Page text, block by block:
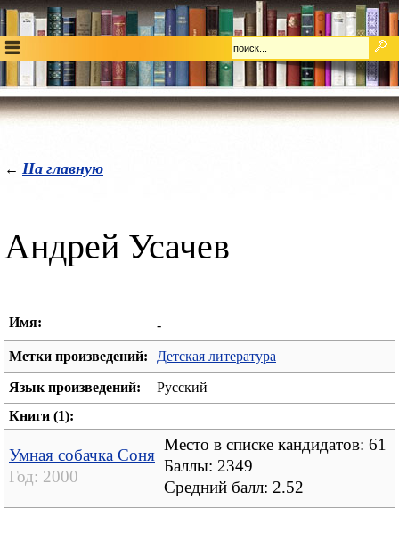
← На главную
Андрей Усачев
Имя: -
Метки произведений: Детская литература
Язык произведений:
Русский
Книги (1):
Умная собачка Соня
Год: 2000
Место в списке кандидатов: 61
Баллы: 2349
Средний балл: 2.52